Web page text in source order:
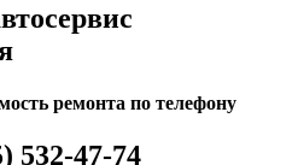
ремонта по телефону
532-47-74